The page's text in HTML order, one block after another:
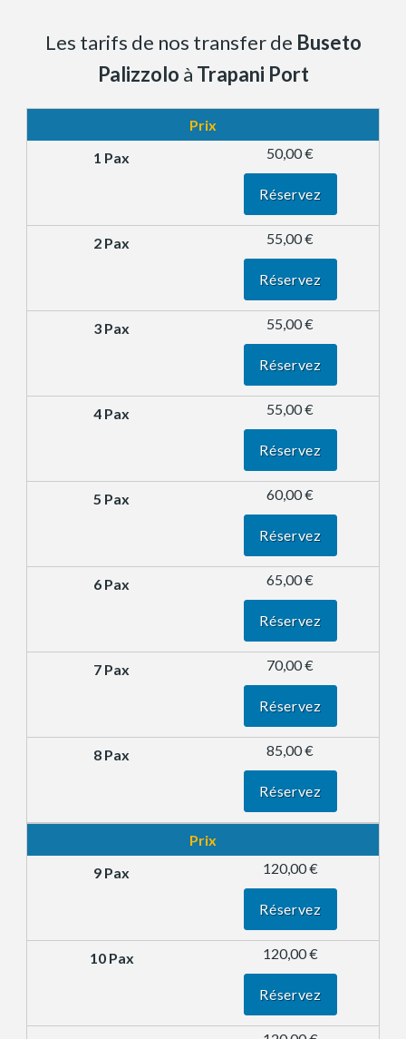
Les tarifs de nos transfer de Buseto
Palizzolo à Trapani Port
Prix
50,00 €
Réservez
55,00 €
Réservez
55,00 €
Réservez
55,00 €
Réservez
60,00 €
Réservez
65,00 €
Réservez
70,00 €
Réservez
85,00 €
Réservez
Prix
120,00 €
Réservez
120,00 €
Réservez